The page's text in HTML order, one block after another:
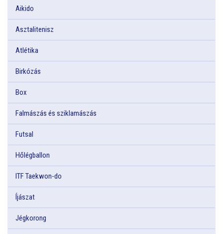
Aikido
Asztalitenisz
Atlétika
Birkózás
Box
Falmászás és sziklamászás
Futsal
Hőlégballon
ITF Taekwon-do
Íjászat
Jégkorong